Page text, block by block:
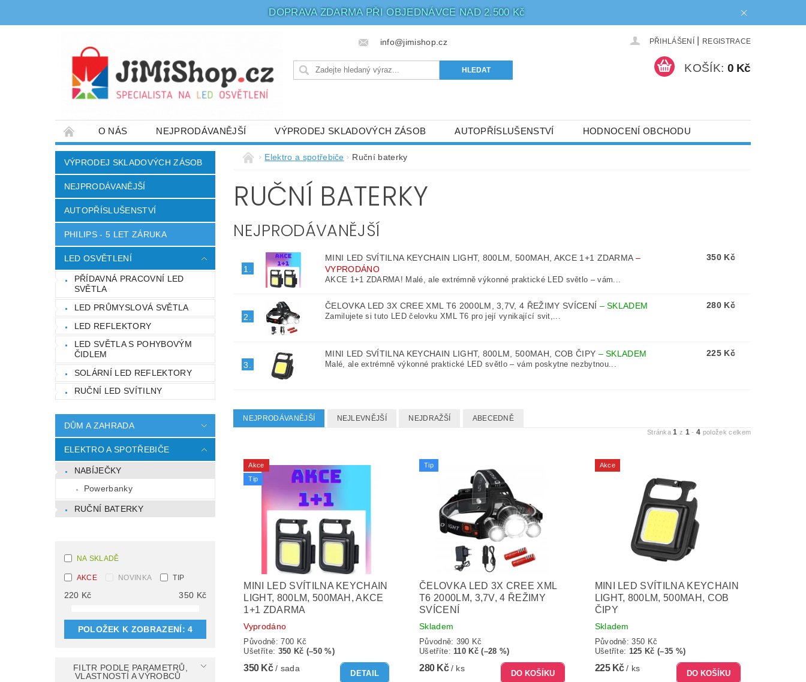
DOPRAVA ZDARMA PŘI OBJEDNÁVCE NAD 2.500 Kč
info@jimishop.cz PŘIHLÁŠENÍ REGISTRACE
KOŠÍK: 0 Kč
O NÁS NEJPRODÁVANĚJŠÍ VÝPRODEJ SKLADOVÝCH ZÁSOB AUTOPŘÍSLUŠENSTVÍ HODNOCENÍ OBCHODU
OBCHODNÍ PODMÍNKY DOPRAVA A PLATBA LED OSVĚTLENÍ
DŮM A ZAHRADA ELEKTRO A SPOTŘEBIČE
VÝPRODEJ SKLADOVÝCH ZÁSOB
NEJPRODÁVANĚJŠÍ
AUTOPŘÍSLUŠENSTVÍ
PHILIPS - 5 LET ZÁRUKA
LED OSVĚTLENÍ
PŘÍDAVNÁ PRACOVNÍ LED
SVĚTLA
LED PRŮMYSLOVÁ SVĚTLA
LED REFLEKTORY
LED SVĚTLA S POHYBOVÝM
ČIDLEM
SOLÁRNÍ LED REFLEKTORY
RUČNÍ LED SVÍTILNY
DŮM A ZAHRADA
ELEKTRO A SPOTŘEBIČE
NABÍJEČKY
Powerbanky
RUČNÍ BATERKY
NA SKLADĚ
AKCE NOVINKA TIP
220 Kč 350 Kč
POLOŽEK K ZOBRAZENÍ:4
FILTR PODLE PARAMETRŮ,
VLASTNOSTÍ A VÝROBCŮ
Elektro a spotřebiče Ruční baterky
RUČNÍ BATERKY
NEJPRODÁVANĚJŠÍ
1.
MINI LED SVÍTILNA KEYCHAIN LIGHT, 800LM, 500MAH, AKCE 1+1 ZDARMA –
VYPRODÁNO
AKCE 1+1 ZDARMA! Malé, ale extrémně výkonné praktické LED světlo – vám...
350 Kč
2.
ČELOVKA LED 3X CREE XML T6 2000LM, 3,7V, 4 ŘEŽIMY SVÍCENÍ –SKLADEM
Zamilujete si tuto LED čelovku XML T6 pro její vynikající svit,...
280 Kč
3.
MINI LED SVÍTILNA KEYCHAIN LIGHT, 800LM, 500MAH, COB ČIPY –SKLADEM
Malé, ale extrémně výkonné praktické LED světlo – vám poskytne nezbytnou...
225 Kč
NEJPRODÁVANĚJŠÍ NEJLEVNĚJŠÍ NEJDRAŽŠÍ ABECEDNĚ
Stránka1 z 1 -4 položek celkem
Akce
Tip
MINI LED SVÍTILNA KEYCHAIN
LIGHT, 800LM, 500MAH, AKCE
1+1 ZDARMA
Vyprodáno
Původně:700 Kč
Ušetříte: 350 Kč (–50 %)
350 Kč/ sada
DETAIL
Tip
ČELOVKA LED 3X CREE XML
T6 2000LM, 3,7V, 4 ŘEŽIMY
SVÍCENÍ
Skladem
Původně: 390 Kč
Ušetříte:110 Kč (–28 %)
280 Kč/ ks
Akce
MINI LED SVÍTILNA KEYCHAIN
LIGHT, 800LM, 500MAH, COB
ČIPY
Skladem
Původně:350 Kč
Ušetříte: 125 Kč (–35 %)
225 Kč/ ks